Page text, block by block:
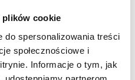
plików cookie
spersonalizowania treści
społecznościowe i
Informacje o tym, jak
partnerom